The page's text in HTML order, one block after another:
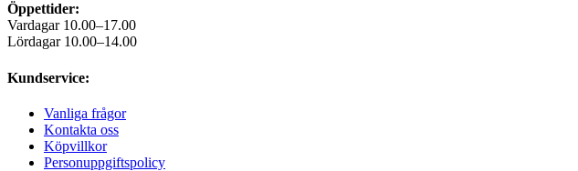
Öppettider:
Vardagar 10.00–17.00
Lördagar 10.00–14.00
Kundservice:
Vanliga frågor
Kontakta oss
Köpvillkor
Personuppgiftspolicy